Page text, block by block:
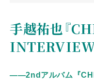
手越祐也『
――2ndアルバム『